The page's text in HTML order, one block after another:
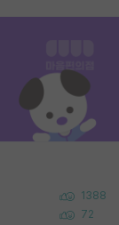
1388
72